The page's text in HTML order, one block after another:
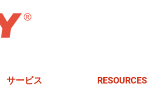
サービス RESOURCES